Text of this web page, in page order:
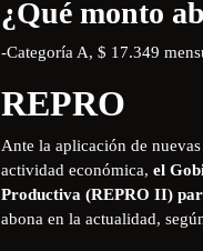
¿Qué monto
-Categoría A, $ 17.349
REPRO
Ante la aplicación de
actividad económica, el
Productiva (REPRO II)
abona en la actualidad,